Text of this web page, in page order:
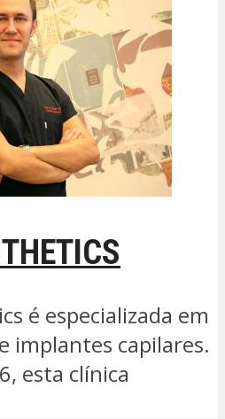
é especializada em
implantes capilares.
esta clínica